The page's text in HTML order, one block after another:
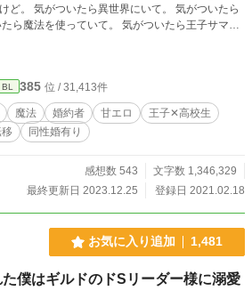
がついたら
ら魔法を使っていて。 気がついたら王子サマか
の異世界で、魔法とゲーム知識でなんとかした
載しています。 ＊リクエスト受付中。
BL 385 位 / 31,413件
魔法 婚約者 甘エロ
王子✕高校生
同性婚有り
感想数 543
文字数 1,346,329
最終更新日 2023.12.25
登録日 2021.02.18
お気に入り追加 1,481
た僕はギルドのドSリーダー様に溺愛